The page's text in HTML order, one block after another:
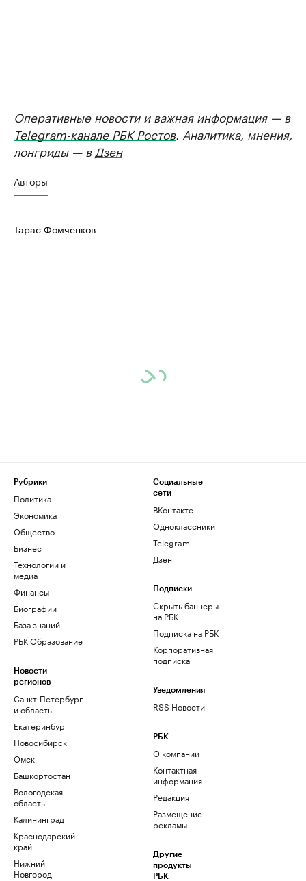
Оперативные новости и важная информация — в
Telegram-канале РБК Ростов. Аналитика, мнения,
лонгриды — в Дзен
Авторы
Тарас Фомченков
Рубрики
Политика
Экономика
Общество
Бизнес
Технологии и
медиа
Финансы
Биографии
База знаний
РБК Образование
Новости
регионов
Санкт-Петербург
и область
Екатеринбург
Новосибирск
Омск
Башкортостан
Вологодская
область
Калининград
Краснодарский
край
Нижний
Новгород
Социальные
сети
ВКонтакте
Одноклассники
Telegram
Дзен
Подписки
Скрыть баннеры
на РБК
Подписка на РБК
Корпоративная
подписка
Уведомления
RSS Новости
РБК
О компании
Контактная
информация
Редакция
Размещение
рекламы
Другие
продукты
РБК